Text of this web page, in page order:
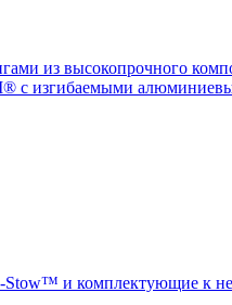
из высокопрочного
с изгибаемыми
и комплектующие к